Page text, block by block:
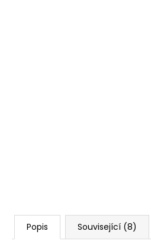
Popis Související (8)
COLLAGEN BODY